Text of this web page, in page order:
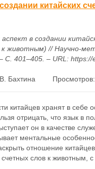
китайских
в создании
животным) // Научно-
С. 401–405. – URL: https://
Бахтина
китайцев хранят в себе
отрицать, что язык в
он в качестве
ментальные
отношение
слов к животным,